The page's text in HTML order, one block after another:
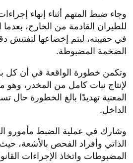
وجاء ضبط المتهم أثناء إنهاء
للطيران القادمة من الخارج،
في حقيبته، ليتم إخضاعها
الضخمة المضبوطة.
وتكمن خطورة الواقعة في أن كل
لإنتاج نبات كامل من المخدر، وهو
المعنية تهديدًا بالغ الخطورة حال
الداخل.
وشارك في عملية الضبط مأمورو
الذاتي وأفراد الفحص بالأشعة،
المضبوطات واتخاذ الإجراءات